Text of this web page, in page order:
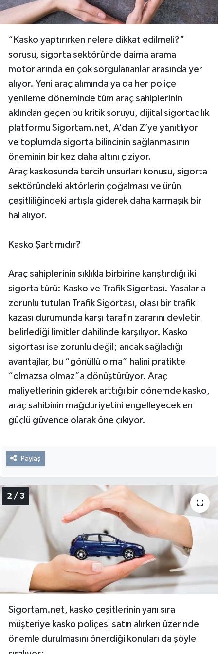
“Kasko yaptırırken nelere dikkat edilmeli?”
sorusu, sigorta sektöründe daima arama
motorlarında en çok sorgulananlar arasında yer
alıyor. Yeni araç alımında ya da her poliçe
yenileme döneminde tüm araç sahiplerinin
aklından geçen bu kritik soruyu, dijital sigortacılık
platformu Sigortam.net, A’dan Z’ye yanıtlıyor
ve toplumda sigorta bilincinin sağlanmasının
öneminin bir kez daha altını çiziyor.
Araç kaskosunda tercih unsurları konusu, sigorta
sektöründeki aktörlerin çoğalması ve ürün
çeşitliliğindeki artışla giderek daha karmaşık bir
hal alıyor.
Kasko Şart mıdır?
Araç sahiplerinin sıklıkla birbirine karıştırdığı iki
sigorta türü: Kasko ve Trafik Sigortası. Yasalarla
zorunlu tutulan Trafik Sigortası, olası bir trafik
kazası durumunda karşı tarafın zararını devletin
belirlediği limitler dahilinde karşılıyor. Kasko
sigortası ise zorunlu değil; ancak sağladığı
avantajlar, bu “gönüllü olma” halini pratikte
“olmazsa olmaz”a dönüştürüyor. Araç
maliyetlerinin giderek arttığı bir dönemde kasko,
araç sahibinin mağduriyetini engelleyecek en
güçlü güvence olarak öne çıkıyor.
Paylaş
2 / 3
Sigortam.net, kasko çeşitlerinin yanı sıra
müşteriye kasko poliçesi satın alırken üzerinde
önemle durulmasını önerdiği konuları da şöyle